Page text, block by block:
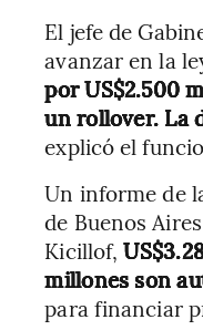
El jefe de
avanzar en la
por US$2.500
un rollover. La
explicó el
Un informe de
de Buenos
Kicillof,
millones son
para financiar